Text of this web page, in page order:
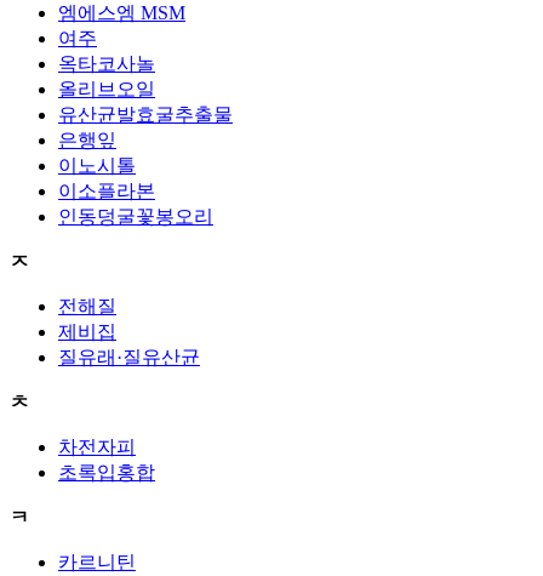
엠에스엠 MSM
여주
옥타코사놀
올리브오일
유산균발효굴추출물
은행잎
이노시톨
이소플라본
인동덩굴꽃봉오리
ㅈ
전해질
제비집
질유래·질유산균
ㅊ
차전자피
초록입홍합
ㅋ
카르니틴